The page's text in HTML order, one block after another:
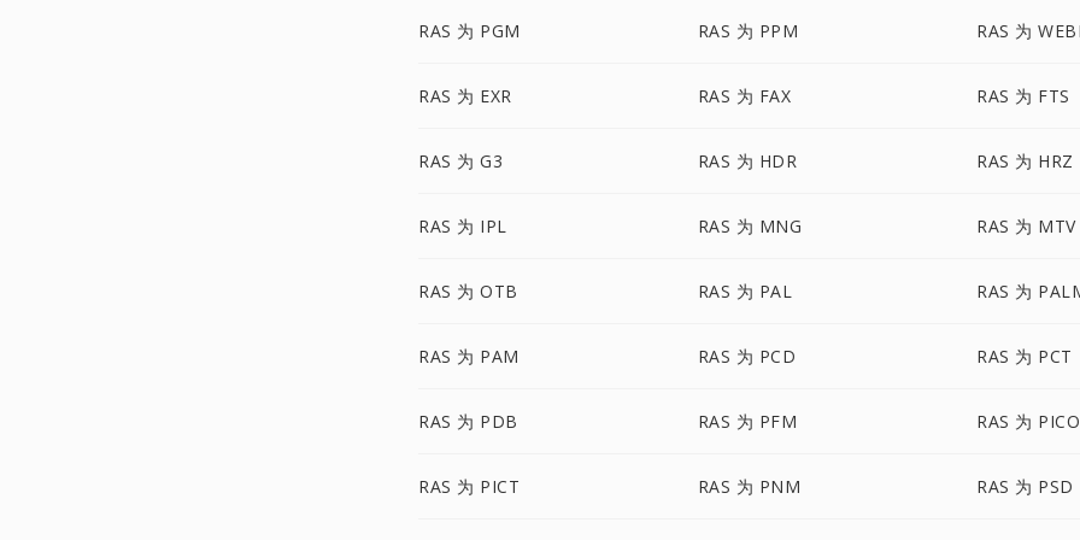
RAS 为 PGM RAS 为 PPM RAS 为
RAS 为 EXR RAS 为 FAX RAS 为 FTS
RAS 为 G3 RAS 为 HDR RAS 为 HRZ
RAS 为 IPL RAS 为 MNG RAS 为 MTV
RAS 为 OTB RAS 为 PAL RAS 为
RAS 为 PAM RAS 为 PCD RAS 为 PCT
RAS 为 PDB RAS 为 PFM RAS 为
RAS 为 PICT RAS 为 PNM RAS 为 PSD